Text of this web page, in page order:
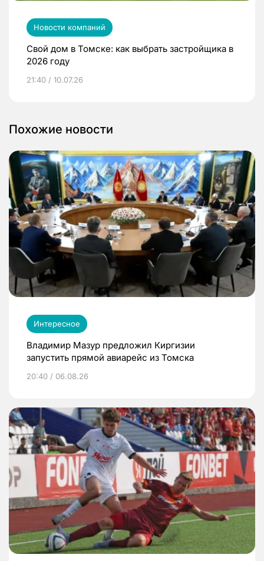
Новости компаний
Свой дом в Томске: как выбрать застройщика в
2026 году
21:40 / 10.07.26
Похожие новости
Интересное
Владимир Мазур предложил Киргизии
запустить прямой авиарейс из Томска
20:40 / 06.08.26